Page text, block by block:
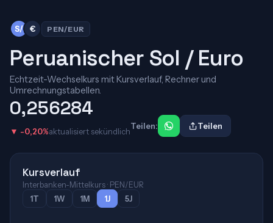
S/ € PEN/EUR
Peruanischer Sol / Euro
Echtzeit-Wechselkurs mit Kursverlauf, Rechner und
Umrechnungstabellen.
0,256284
▼ -0,20%aktualisiert sekündlich
Teilen: Teilen
Kursverlauf
Interbanken-Mittelkurs · PEN/EUR
1T
1W 1M 1J 5J